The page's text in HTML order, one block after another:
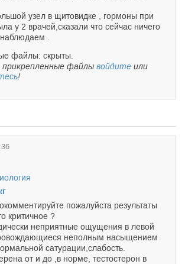
узел в щитовидке , гормоны при
у 2 врачей,сказали что сейчас ничего
.
файлы: скрыты.
файлы войдите или
!
пожалуйста результаты
критичное ?
неприятные ощущения в левой
неполным насыщением
сатурации,слабость.
от и до ,в норме, тестостерон в